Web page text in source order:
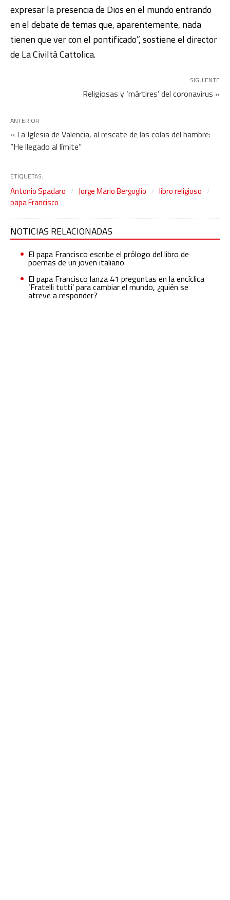
expresar la presencia de Dios en el mundo entrando
en el debate de temas que, aparentemente, nada
tienen que ver con el pontificado”, sostiene el director
de La Civiltà Cattolica.
SIGUIENTE
Religiosas y ‘mártires’ del coronavirus »
ANTERIOR
« La Iglesia de Valencia, al rescate de las colas del hambre:
“He llegado al límite”
ETIQUETAS:
Antonio Spadaro Jorge Mario Bergoglio
libro religioso
papa Francisco
NOTICIAS RELACIONADAS
El papa Francisco escribe el prólogo del libro de
poemas de un joven italiano
El papa Francisco lanza 41 preguntas en la encíclica
‘Fratelli tutti’ para cambiar el mundo, ¿quién se
atreve a responder?